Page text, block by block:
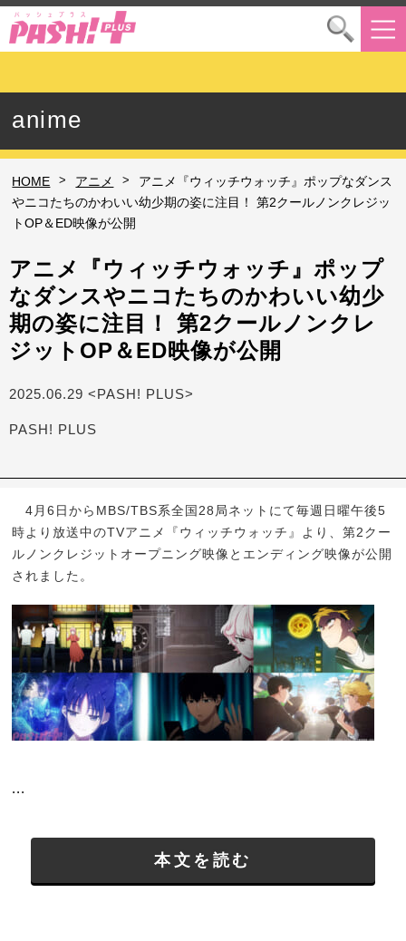
anime
HOME > アニメ >
アニメ『ウィッチウォッチ』ポップなダンス
やニコたちのかわいい幼少期の姿に注目！ 第2クールノンクレジッ
トOP＆ED映像が公開
アニメ『ウィッチウォッチ』ポップ
なダンスやニコたちのかわいい幼少
期の姿に注目！ 第2クールノンクレ
ジットOP＆ED映像が公開
2025.06.29 <PASH! PLUS>
PASH! PLUS
4月6日からMBS/TBS系全国28局ネットにて毎週日曜午後5
時より放送中のTVアニメ『ウィッチウォッチ』より、第2クー
ルノンクレジットオープニング映像とエンディング映像が公開
されました。
...
本文を読む